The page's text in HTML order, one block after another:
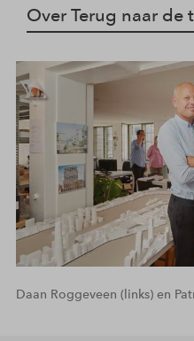
Over Terug naar de
Daan Roggeveen (links) en